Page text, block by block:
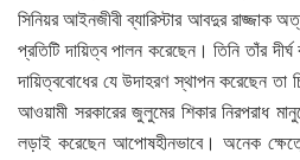
সিনিয়র আইনজীবী ব্যারিস্টার আবদুর রাজ্জাক
প্রতিটি দায়িত্ব পালন করেছেন। তিনি তাঁর
দায়িত্ববোধের যে উদাহরণ স্থাপন করেছেন তা
আওয়ামী সরকারের জুলুমের শিকার নিরপরাধ
লড়াই করেছেন আপোষহীনভাবে। অনেক